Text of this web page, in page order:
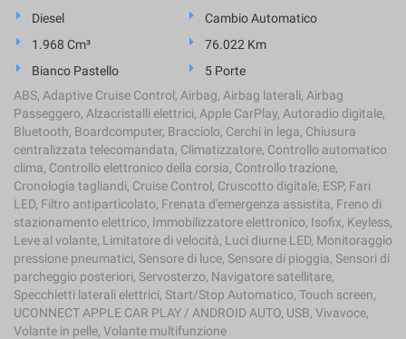
Diesel
Cambio Automatico
1.968 Cm³
76.022 Km
Bianco Pastello
5 Porte
ABS, Adaptive Cruise Control, Airbag, Airbag laterali, Airbag
Passeggero, Alzacristalli elettrici, Apple CarPlay, Autoradio digitale,
Bluetooth, Boardcomputer, Bracciolo, Cerchi in lega, Chiusura
centralizzata telecomandata, Climatizzatore, Controllo automatico
clima, Controllo elettronico della corsia, Controllo trazione,
Cronologia tagliandi, Cruise Control, Cruscotto digitale, ESP, Fari
LED, Filtro antiparticolato, Frenata d'emergenza assistita, Freno di
stazionamento elettrico, Immobilizzatore elettronico, Isofix, Keyless,
Leve al volante, Limitatore di velocità, Luci diurne LED, Monitoraggio
pressione pneumatici, Sensore di luce, Sensore di pioggia, Sensori di
parcheggio posteriori, Servosterzo, Navigatore satellitare,
Specchietti laterali elettrici, Start/Stop Automatico, Touch screen,
UCONNECT APPLE CAR PLAY / ANDROID AUTO, USB, Vivavoce,
Volante in pelle, Volante multifunzione